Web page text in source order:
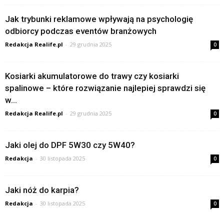
Jak trybunki reklamowe wpływają na psychologię
odbiorcy podczas eventów branżowych
Redakcja Realife.pl - 29 grudnia 2025 0
Kosiarki akumulatorowe do trawy czy kosiarki
spalinowe – które rozwiązanie najlepiej sprawdzi się
w...
Redakcja Realife.pl - 29 grudnia 2025 0
Jaki olej do DPF 5W30 czy 5W40?
Redakcja - 30 listopada 2025 0
Jaki nóż do karpia?
Redakcja - 30 listopada 2025 0